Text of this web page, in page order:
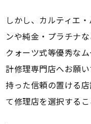
しかし、カルティエ
ンや純金・プラチナ
クォーツ式等優秀な
計修理専門店へお願
持った信頼の置ける
て修理店を選択するこ